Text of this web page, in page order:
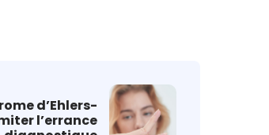
d’Ehlers-
l’errance